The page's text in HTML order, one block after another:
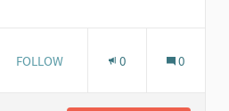
3 FOLLOWERS
FOLLOW 0 0